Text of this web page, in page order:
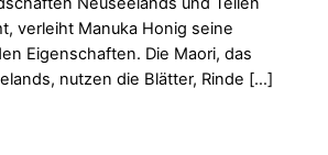
verleiht Manuka Honig seine
Eigenschaften. Die Maori, das
nutzen die Blätter, Rinde […]